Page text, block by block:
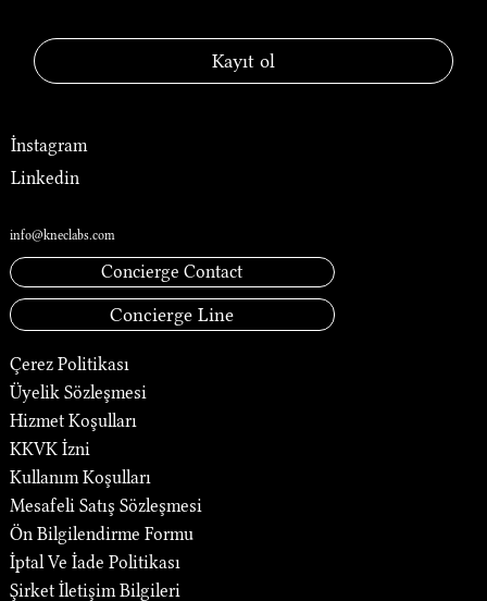
Kayıt ol
İnstagram
Linkedin
info@kneclabs.com
Concierge Contact
Concierge Line
Çerez Politikası
Üyelik Sözleşmesi
Hizmet Koşulları
KKVK İzni
Kullanım Koşulları
Mesafeli Satış Sözleşmesi
Ön Bilgilendirme Formu
İptal Ve İade Politikası
Şirket İletişim Bilgileri